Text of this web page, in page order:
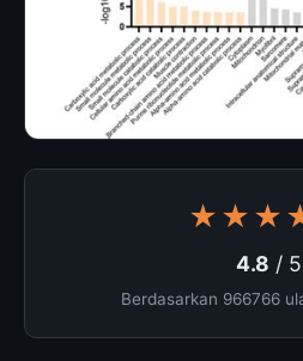
4.8 / 5
Berdasarkan 966766